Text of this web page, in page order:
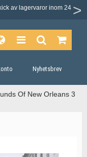
av lagervaror inom 24
Nyhetsbrev
Of New Orleans 3